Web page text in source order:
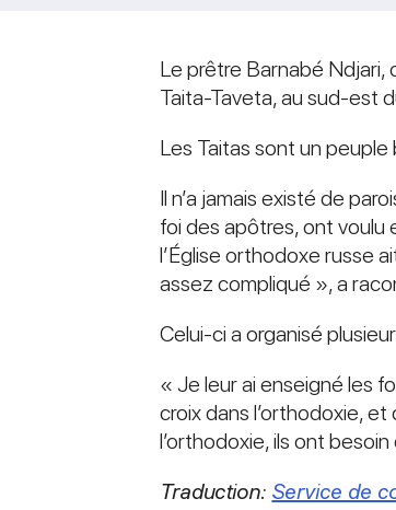
Le prêtre Barnabé Ndjari,
Taita-Taveta, au sud-est
Les Taitas sont un
Il n’a jamais existé de
foi des apôtres, ont voulu
l’Église orthodoxe russe
assez compliqué », a
Celui-ci a organisé
« Je leur ai enseigné les
croix dans l’orthodoxie,
l’orthodoxie, ils ont
Traduction: Service de